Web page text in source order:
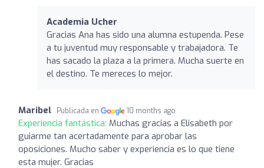
Academia Ucher
Gracias Ana has sido una alumna estupenda. Pese
a tu juventud muy responsable y trabajadora. Te
has sacado la plaza a la primera. Mucha suerte en
el destino. Te mereces lo mejor.
Maribel Publicada en 10 months ago
Experiencia fantástica: Muchas gracias a Elisabeth por
guiarme tan acertadamente para aprobar las
oposiciones. Mucho saber y experiencia es lo que tiene
esta mujer. Gracias